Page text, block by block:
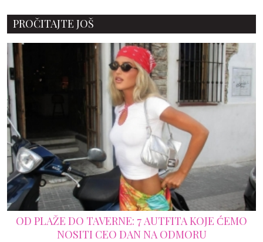
PROČITAJTE JOŠ
OD PLAŽE DO TAVERNE: 7 AUTFITA KOJE ĆEMO
NOSITI CEO DAN NA ODMORU